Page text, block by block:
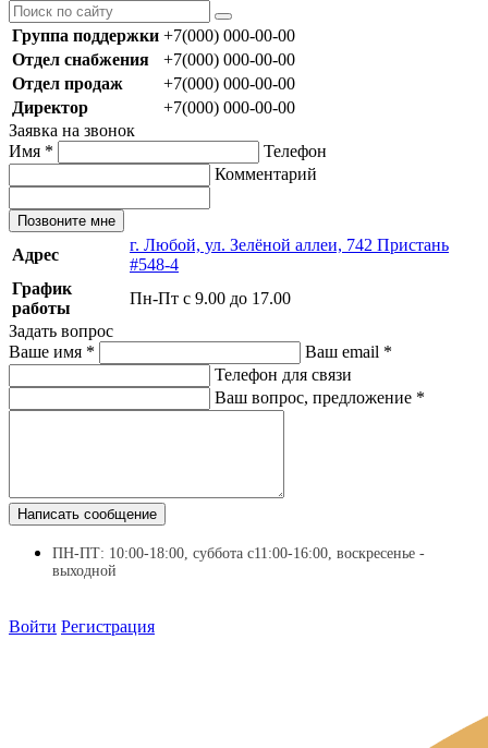
Группа поддержки +7(000) 000-00-00
Отдел снабжения
+7(000) 000-00-00
Отдел продаж
+7(000) 000-00-00
Директор
+7(000) 000-00-00
Заявка на звонок
Имя *
Телефон
Комментарий
Позвоните мне
Адрес
г. Любой, ул. Зелёной аллеи, 742 Пристань
#548-4
График
работы
Пн-Пт с 9.00 до 17.00
Задать вопрос
Ваше имя * Ваш email *
Телефон для связи
Ваш вопрос, предложение *
Написать сообщение
ПН-ПТ: 10:00-18:00, суббота с11:00-16:00, воскресенье -
выходной
Войти Регистрация